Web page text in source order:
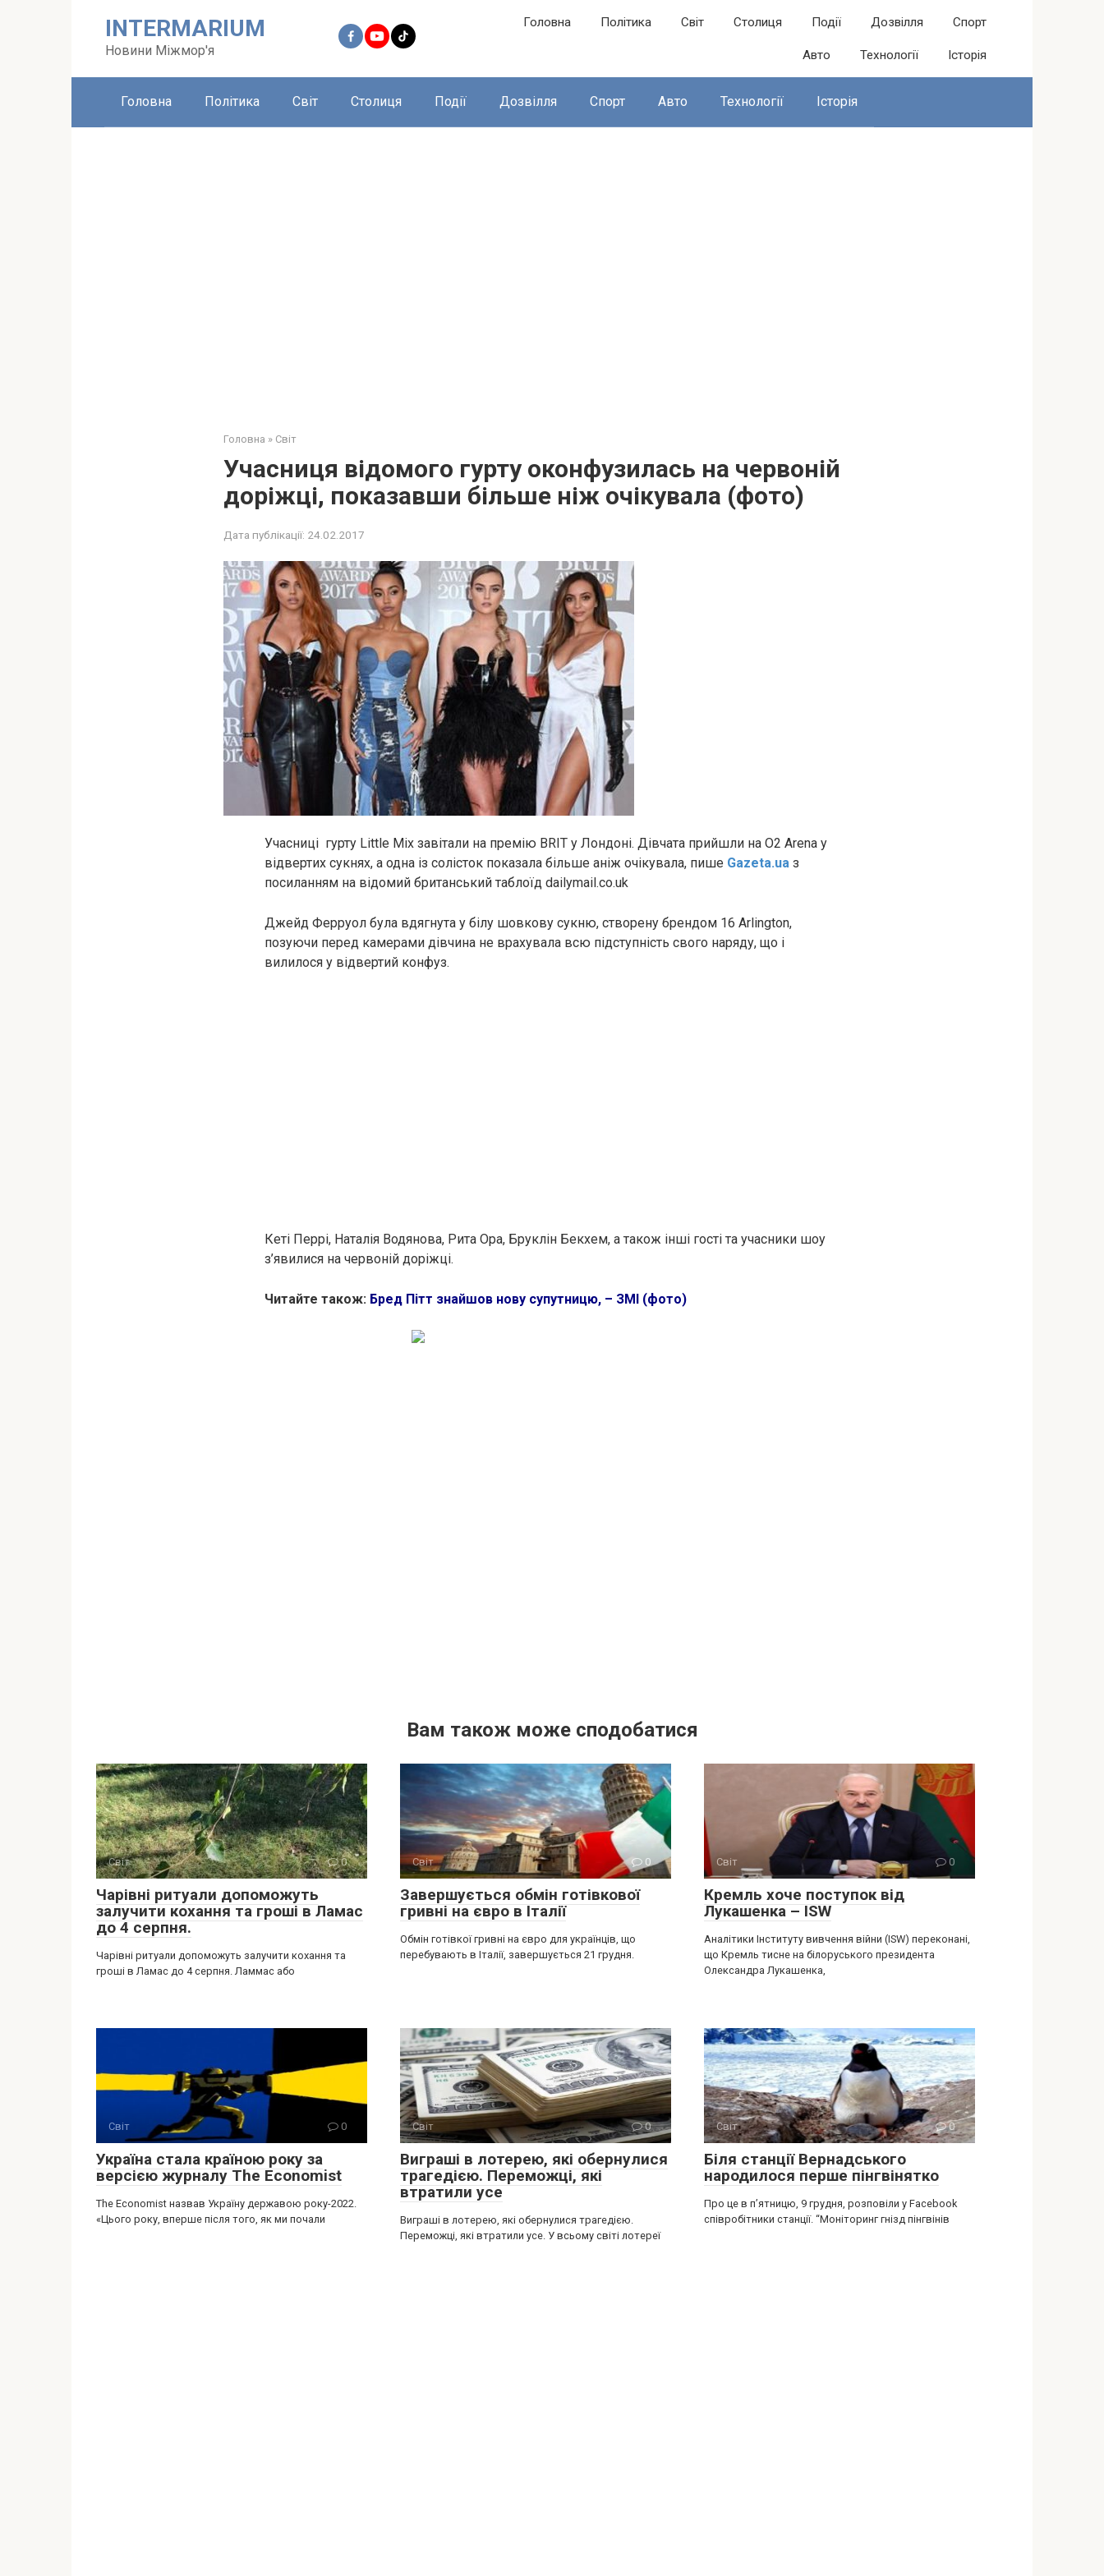
INTERMARIUM
Новини Міжмор'я
Головна Політика Світ Столиця Події Дозвілля Спорт
Авто Технології Історія
Головна Політика Світ Столиця Події Дозвілля Спорт Авто Технології Історія
Головна » Світ
Учасниця відомого гурту оконфузилась на червоній
доріжці, показавши більше ніж очікувала (фото)
Дата публікації: 24.02.2017
Учасниці гурту Little Mix завітали на премію BRIT у Лондоні. Дівчата прийшли на O2 Arena у
відвертих сукнях, а одна із солісток показала більше аніж очікувала, пише Gazeta.ua з
посиланням на відомий британський таблоїд dailymail.co.uk
Джейд Ферруол була вдягнута у білу шовкову сукню, створену брендом 16 Arlington,
позуючи перед камерами дівчина не врахувала всю підступність свого наряду, що і
вилилося у відвертий конфуз.
Кеті Перрі, Наталія Водянова, Рита Ора, Бруклін Бекхем, а також інші гості та учасники шоу
з’явилися на червоній доріжці.
Читайте також: Бред Пітт знайшов нову супутницю, – ЗМІ (фото)
Вам також може сподобатися
Світ 0
Чарівні ритуали допоможуть
залучити кохання та гроші в Ламас
до 4 серпня.
Чарівні ритуали допоможуть залучити кохання та
гроші в Ламас до 4 серпня. Ламмас або
Світ 0
Завершується обмін готівкової
гривні на євро в Італії
Обмін готівкої гривні на євро для українців, що
перебувають в Італії, завершується 21 грудня.
Світ 0
Крeмль хоче поступок від
Лукaшенка – ISW
Аналітики Інституту вивчення війни (ISW) переконані,
що Кремль тисне на білоруського президента
Олександра Лукашенка,
Світ 0
Україна стала країною року за
версією журналу The Economist
The Economist назвав Україну державою року-2022.
«Цього року, вперше після того, як ми почали
Світ 0
Виграші в лотерею, які обернулися
трагедією. Переможці, які
втратили усе
Виграші в лотерею, які обернулися трагедією.
Переможці, які втратили усе. У всьому світі лотереї
Світ 0
Біля станції Вернадського
народилося перше пінгвінятко
Про це в п’ятницю, 9 грудня, розповіли у Facebook
співробітники станції. “Моніторинг гнізд пінгвінів